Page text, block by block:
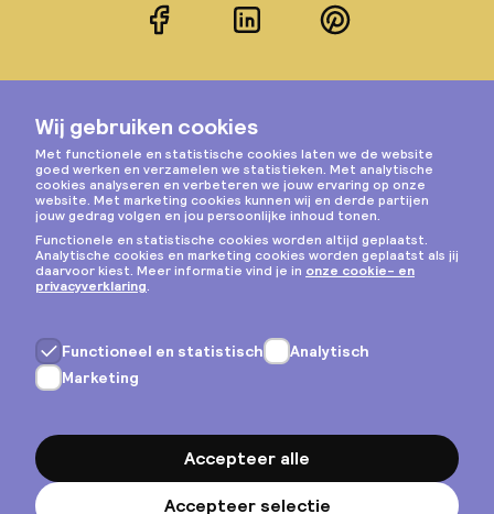
FacebookLinkedInPinterest
Instagram
Privacy & cookies
Algemene voorwaarden